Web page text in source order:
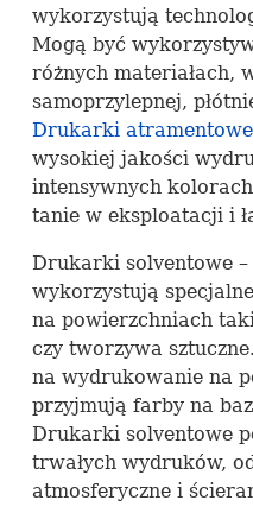
wykorzystują
Mogą być
różnych materiałach,
samoprzylepnej,
Drukarki atramentowe
wysokiej jakości
intensywnych
tanie w eksploatacji i
Drukarki solventowe
wykorzystują
na powierzchniach
czy tworzywa
na wydrukowanie na
przyjmują farby na
Drukarki solventowe
trwałych wydruków,
atmosferyczne i